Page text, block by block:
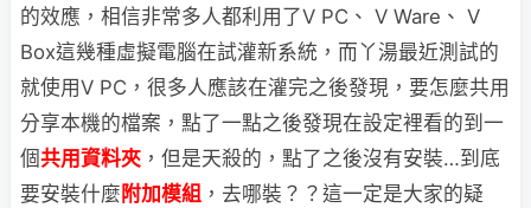
的效應，相信非常多人都利用了V PC、 V Ware、 V
Box這幾種虛擬電腦在試灌新系統，而丫湯最近測試的
就使用V PC，很多人應該在灌完之後發現，要怎麼共用
分享本機的檔案，點了一點之後發現在設定裡看的到一
個共用資料夾 ，但是天殺的，點了之後沒有安裝…到底
要安裝什麼 附加模組 ，去哪裝？？這一定是大家的疑